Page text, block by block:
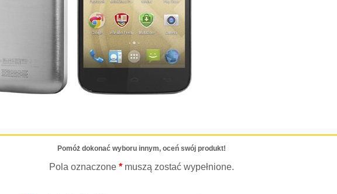
Pomóż dokonać wyboru innym, oceń swój produkt!
Pola oznaczone *muszą zostać wypełnione.